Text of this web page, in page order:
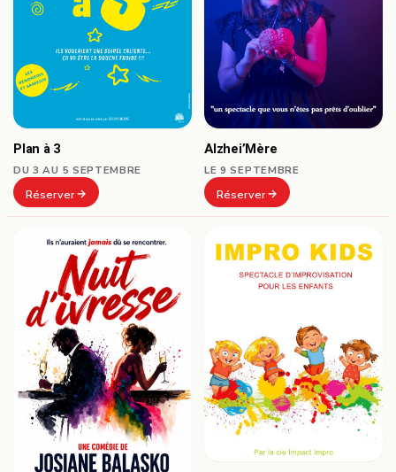
Plan à 3
DU 3 AU 5 SEPTEMBRE
Réserver
Alzhei’Mère
LE 9 SEPTEMBRE
Réserver